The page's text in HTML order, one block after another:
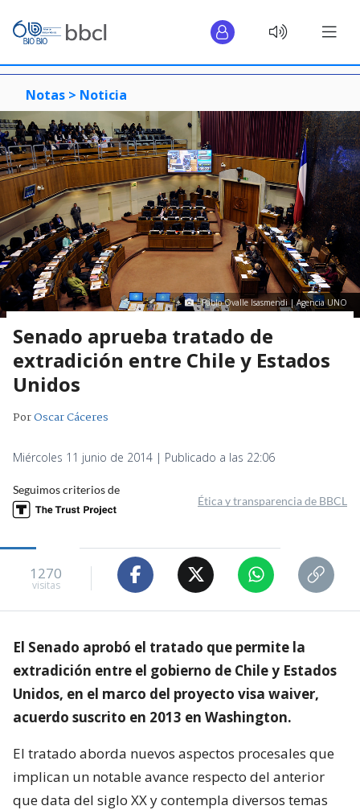
Notas > Noticia
Pablo Ovalle Isasmendi | Agencia UNO
Senado aprueba tratado de
extradición entre Chile y Estados
Unidos
PorOscar Cáceres
Miércoles 11 junio de 2014 | Publicado a las 22:06
Seguimos criterios de
Ética y transparencia de BBCL
1270
visitas
El Senado aprobó el tratado que permite la
extradición entre el gobierno de Chile y Estados
Unidos, en el marco del proyecto visa waiver,
acuerdo suscrito en 2013 en Washington.
El tratado aborda nuevos aspectos procesales que
implican un notable avance respecto del anterior
que data del siglo XX y contempla diversos temas